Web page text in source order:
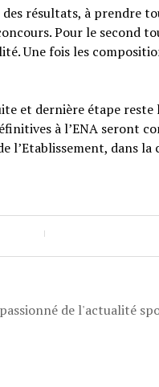
résultats, à prendre
Pour le second
Une fois les
et dernière étape
à l’ENA seront
l’Etablissement, dans la
de l'actualité